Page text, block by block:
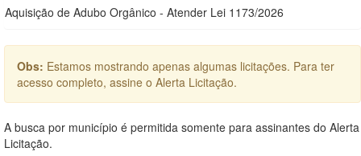
Aquisição de Adubo Orgânico - Atender Lei 1173/2026
Obs: Estamos mostrando apenas algumas licitações. Para ter
acesso completo, assine o Alerta Licitação.
A busca por município é permitida somente para assinantes do Alerta
Licitação.